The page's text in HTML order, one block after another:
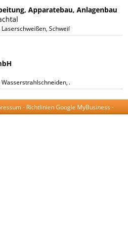
Apparatebau, Anlagenbau
Schweißfachbetrieb, CNC
Abkanten bis 4m
- Richtlinien Google MyBusiness -